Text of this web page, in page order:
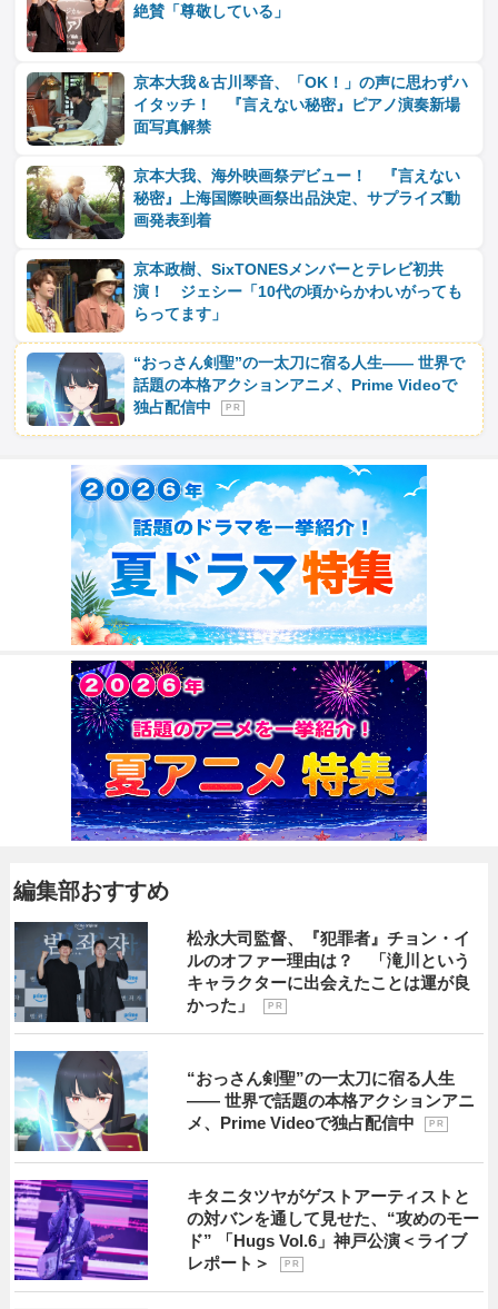
絶賛「尊敬している」
京本大我＆古川琴音、「OK！」の声に思わずハ
イタッチ！ 『言えない秘密』ピアノ演奏新場
面写真解禁
京本大我、海外映画祭デビュー！ 『言えない
秘密』上海国際映画祭出品決定、サプライズ動
画発表到着
京本政樹、SixTONESメンバーとテレビ初共
演！ ジェシー「10代の頃からかわいがっても
らってます」
“おっさん剣聖”の一太刀に宿る人生―― 世界で
話題の本格アクションアニメ、Prime Videoで
独占配信中
P R
編集部おすすめ
松永大司監督、『犯罪者』チョン・イ
ルのオファー理由は？ 「滝川という
キャラクターに出会えたことは運が良
かった」
P R
“おっさん剣聖”の一太刀に宿る人生
―― 世界で話題の本格アクションアニ
メ、Prime Videoで独占配信中
P R
キタニタツヤがゲストアーティストと
の対バンを通して見せた、“攻めのモー
ド” 「Hugs Vol.6」神戸公演＜ライブ
レポート＞
P R